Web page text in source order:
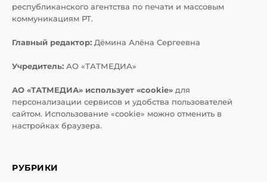
республиканского агентства по печати и массовым
коммуникациям РТ.
Главный редактор: Дёмина Алёна Сергеевна
Учредитель: АО «ТАТМЕДИА»
АО «ТАТМЕДИА» использует «cookie» для
персонализации сервисов и удобства пользователей
сайтом. Использование «cookie» можно отменить в
настройках браузера.
РУБРИКИ